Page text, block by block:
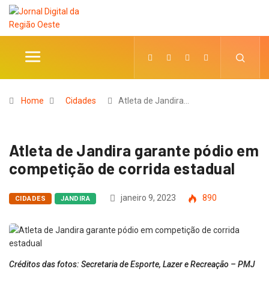
Home Cidades Atleta de Jandira…
Atleta de Jandira garante pódio em
competição de corrida estadual
CIDADES JANDIRA janeiro 9, 2023 890
Créditos das fotos: Secretaria de Esporte, Lazer e Recreação – PMJ